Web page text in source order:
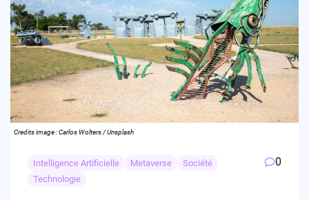
Credits image : Carlos Wolters / Unsplash
Intelligence Artificielle Metaverse
Société
Technologie
0